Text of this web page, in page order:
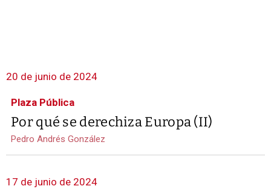
20 de junio de 2024
Plaza Pública
Por qué se derechiza Europa (II)
Pedro Andrés González
17 de junio de 2024